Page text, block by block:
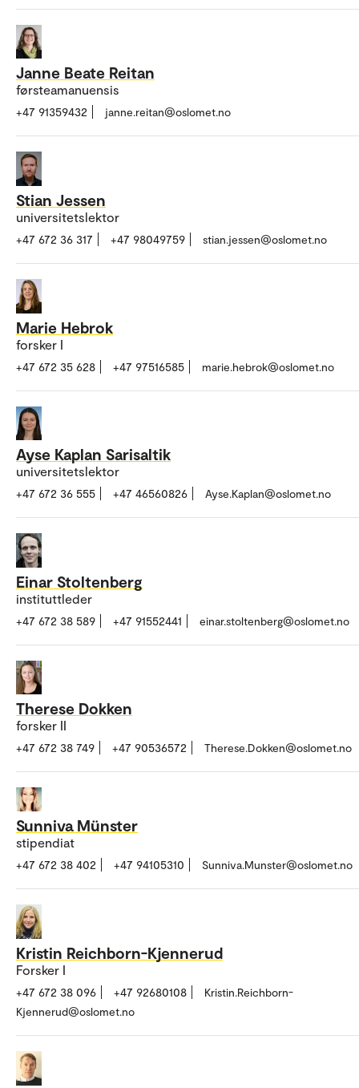
Janne Beate Reitan
førsteamanuensis
+47 91359432 janne.reitan@oslomet.no
Stian Jessen
universitetslektor
+47 672 36 317 +47 98049759 stian.jessen@oslomet.no
Marie Hebrok
forsker I
+47 672 35 628 +47 97516585 marie.hebrok@oslomet.no
Ayse Kaplan Sarisaltik
universitetslektor
+47 672 36 555 +47 46560826 Ayse.Kaplan@oslomet.no
Einar Stoltenberg
instituttleder
+47 672 38 589 +47 91552441 einar.stoltenberg@oslomet.no
Therese Dokken
forsker II
+47 672 38 749 +47 90536572 Therese.Dokken@oslomet.no
Sunniva Münster
stipendiat
+47 672 38 402 +47 94105310 Sunniva.Munster@oslomet.no
Kristin Reichborn-Kjennerud
Forsker I
+47 672 38 096 +47 92680108
Kristin.Reichborn-
Kjennerud@oslomet.no